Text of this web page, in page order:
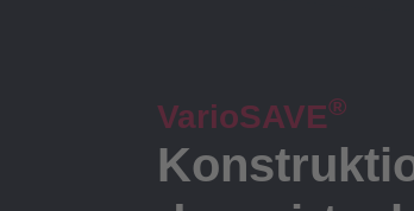
VarioSAVE®